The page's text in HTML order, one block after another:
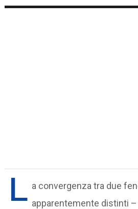
L a convergenza tra due
apparentemente distinti –